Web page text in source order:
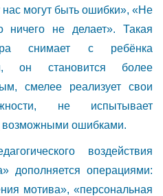
могут быть ошибки», «Не
ничего не делает». Такая
снимает с ребёнка
он становится более
смелее реализует свои
не испытывает
возможными ошибками.
воздействия
дополняется операциями:
мотива», «персональная